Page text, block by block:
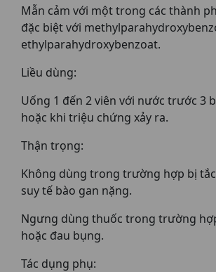
Mẫn cảm với một trong các thành
đặc biệt với
ethylparahydroxybenzoat.
Liều dùng:
Uống 1 đến 2 viên với nước trước 3
hoặc khi triệu chứng xảy ra.
Thận trọng:
Không dùng trong trường hợp bị
suy tế bào gan nặng.
Ngưng dùng thuốc trong trường
hoặc đau bụng.
Tác dụng phụ: